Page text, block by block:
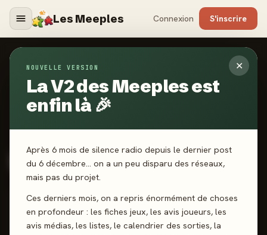
Les Meeples Connexion S'inscrire
✕
NOUVELLE VERSION
La V2 des Meeples est
enfin là 🎉
Après 6 mois de silence radio depuis le dernier post
du 6 décembre… on a un peu disparu des réseaux,
mais pas du projet.
Ces derniers mois, on a repris énormément de choses
en profondeur : les fiches jeux, les avis joueurs, les
avis médias, les listes, le calendrier des sorties, la
Serval
Membre depuis le 25 mars 2024 · 2 ans
0abonné 0abonnement
158 XP → Joueur du dimanche
17
JEUX JOUÉS
18 3,9★ #64142
RANG MEEPLE-MÈTRE
Top 100